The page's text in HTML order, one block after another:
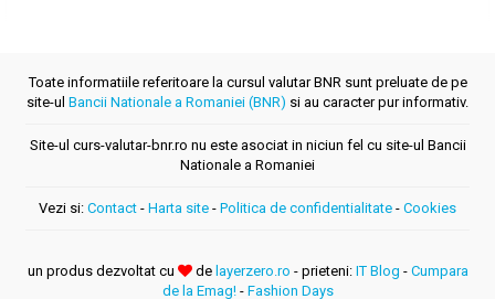
Toate informatiile referitoare la cursul valutar BNR sunt preluate de pe
site-ul Bancii Nationale a Romaniei (BNR) si au caracter pur informativ.
Site-ul curs-valutar-bnr.ro nu este asociat in niciun fel cu site-ul Bancii
Nationale a Romaniei
Vezi si: Contact - Harta site - Politica de confidentialitate - Cookies
un produs dezvoltat cu de layerzero.ro - prieteni: IT Blog - Cumpara
de la Emag!- Fashion Days